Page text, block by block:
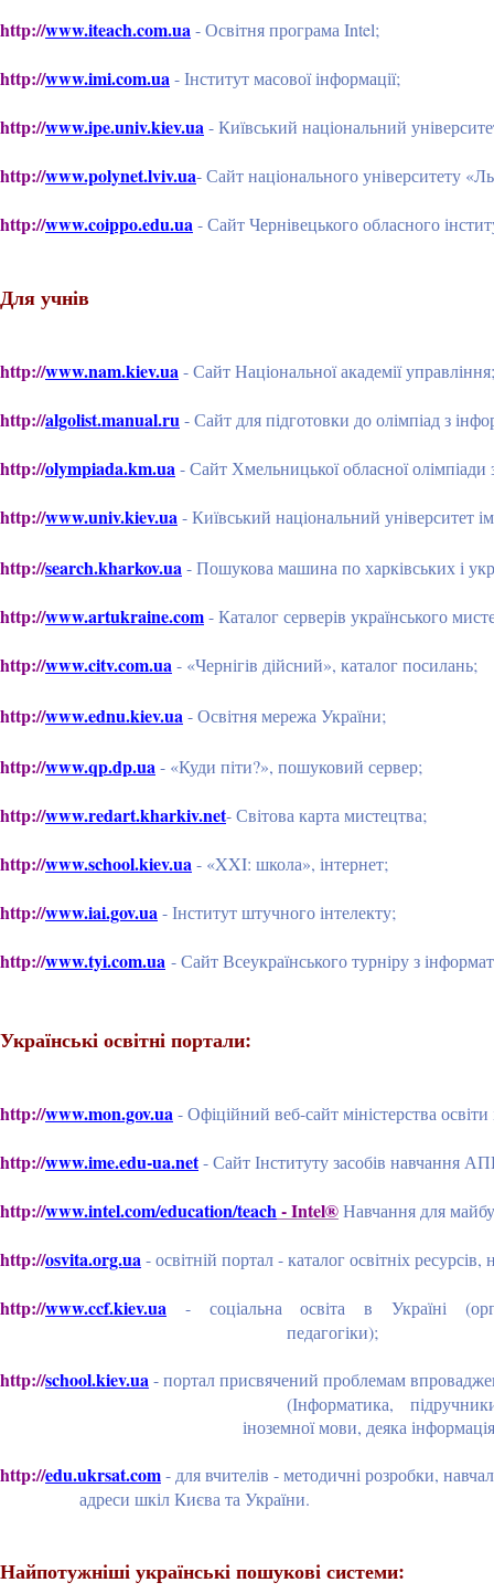
http://www.iteach.com.ua- Освітня програма Intel;
http://www.imi.com.ua- Інститут масової інформації;
http://www.ipe.univ.kiev.ua- Київський національний
http://www.polynet.lviv.ua- Сайт національного університету
http://www.coippo.edu.ua- Сайт Чернівецького обласного
Для учнів
http://www.nam.kiev.ua- Сайт Національної академії управління;
http://algolist.manual.ru- Сайт для підготовки до олімпіад з
http://olympiada.km.ua- Сайт Хмельницької обласної олімпіади
http://www.univ.kiev.ua- Київський національний університет
http://search.kharkov.ua- Пошукова машина по харківських і
http://www.artukraine.com- Каталог серверів українського
http://www.citv.com.ua- «Чернігів дійсний», каталог посилань;
http://www.ednu.kiev.ua- Освітня мережа України;
http://www.qp.dp.ua- «Куди піти?», пошуковий сервер;
http://www.redart.kharkiv.net- Світова карта мистецтва;
http://www.school.kiev.ua- «XXI: школа», інтернет;
http://www.iai.gov.ua- Інститут штучного інтелекту;
http://www.tyi.com.ua - Сайт Всеукраїнського турніру з
Українські освітні портали:
http://www.mon.gov.ua- Офіційний веб-сайт міністерства
http://www.ime.edu-ua.net- Сайт Інституту засобів навчання
http://www.intel.com/education/teach- Intel®Навчання для
http://osvita.org.ua- освітній портал - каталог освітніх
http://www.ccf.kiev.ua - соціальна освіта в Україні
педагогіки);
http://school.kiev.ua- портал присвячений проблемам
(Інформатика, підручники, матеріали,
іноземної мови, деяка інформація з
http://edu.ukrsat.com- для вчителів - методичні
адреси шкіл Києва та України.
Найпотужніші українські пошукові системи: